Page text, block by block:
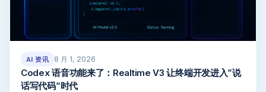
AI 资讯 8 月 1, 2026
Codex 语音功能来了：Realtime V3 让终端开发进入”说
话写代码”时代